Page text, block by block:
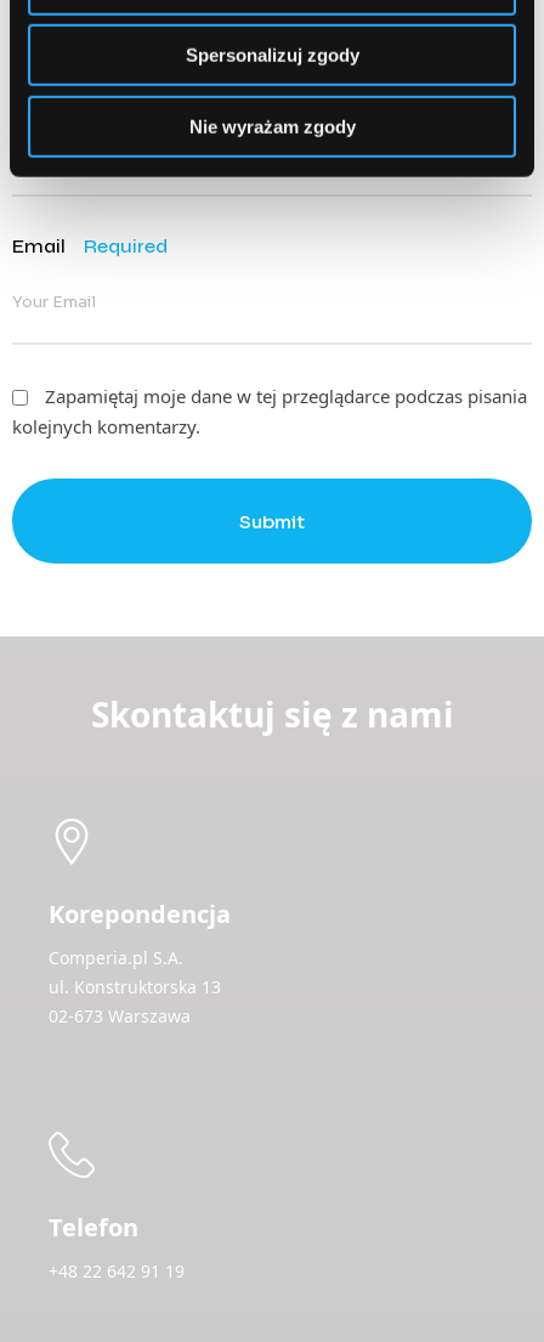
Spersonalizuj zgody
Nie wyrażam zgody
Name Required
Email Required
Zapamiętaj moje dane w tej przeglądarce podczas pisania
kolejnych komentarzy.
Submit
Skontaktuj się z nami
Korepondencja
Comperia.pl S.A.
ul. Konstruktorska 13
02-673 Warszawa
Telefon
+48 22 642 91 19